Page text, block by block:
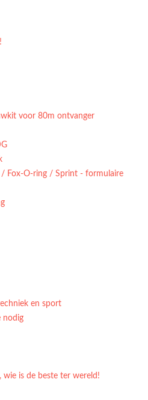
voor 80m ontvanger
Fox-O-ring / Sprint - formulaire
en sport
nodig
wie is de beste ter wereld!